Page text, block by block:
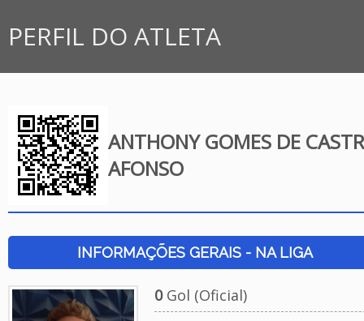
PERFIL DO ATLETA
ANTHONY GOMES DE
AFONSO
INFORMAÇÕES GERAIS - NA LIGA
0Gol (Oficial)